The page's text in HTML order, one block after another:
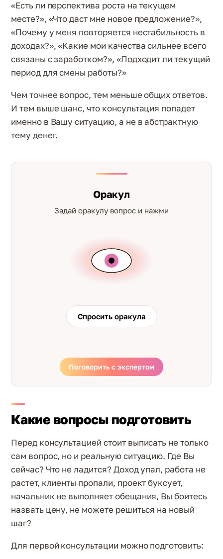
«Есть ли перспектива роста на текущем
месте?», «Что даст мне новое предложение?»,
«Почему у меня повторяется нестабильность в
доходах?», «Какие мои качества сильнее всего
связаны с заработком?», «Подходит ли текущий
период для смены работы?»
Чем точнее вопрос, тем меньше общих ответов.
И тем выше шанс, что консультация попадет
именно в Вашу ситуацию, а не в абстрактную
тему денег.
Оракул
Задай оракулу вопрос и нажми
Спросить оракула
Поговорить с экспертом
Какие вопросы подготовить
Перед консультацией стоит выписать не только
сам вопрос, но и реальную ситуацию. Где Вы
сейчас? Что не ладится? Доход упал, работа не
растет, клиенты пропали, проект буксует,
начальник не выполняет обещания, Вы боитесь
назвать цену, не можете решиться на новый
шаг?
Для первой консультации можно подготовить: